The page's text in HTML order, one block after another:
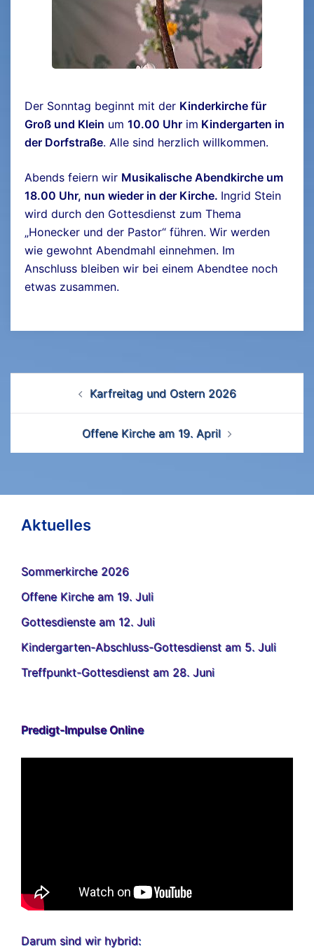
Der Sonntag beginnt mit der Kinderkirche für
Groß und Klein um 10.00 Uhr im Kindergarten in
der Dorfstraße. Alle sind herzlich willkommen.
Abends feiern wir Musikalische Abendkirche um
18.00 Uhr, nun wieder in der Kirche. Ingrid Stein
wird durch den Gottesdienst zum Thema
„Honecker und der Pastor“ führen. Wir werden
wie gewohnt Abendmahl einnehmen. Im
Anschluss bleiben wir bei einem Abendtee noch
etwas zusammen.
NavigationKarfreitag und Ostern 2026
Offene Kirche am 19. April
Aktuelles
Sommerkirche 2026
Offene Kirche am 19. Juli
Gottesdienste am 12. Juli
Kindergarten-Abschluss-Gottesdienst am 5. Juli
Treffpunkt-Gottesdienst am 28. Juni
Predigt-Impulse Online
Darum sind wir hybrid: